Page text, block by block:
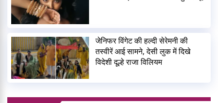
जेनिफर विंगेट की हल्दी सेरेमनी की
तस्वीरें आई सामने, देसी लुक में दिखे
विदेशी दूल्हे राजा विलियम